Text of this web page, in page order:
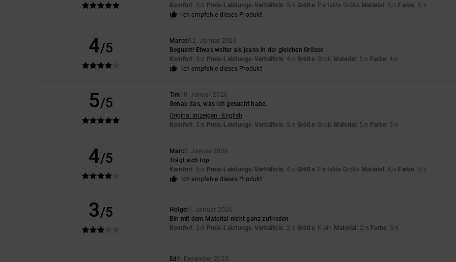
Komfort: 5/5 Preis-Leistungs-Verhältnis: 5/5 Größe: Perfekte Größe Material : 5 /5 Farbe: 5/5
Ich empfehle dieses Produkt
4/5 Marcel 12. Januar 2026
Bequem! Etwas weiter als jeans in der gleichen Grösse
Komfort: 5/5 Preis-Leistungs-Verhältnis: 4/5 Größe: Groß Material : 5/5 Farbe: 4/5
Ich empfehle dieses Produkt
5/5
Tim10. Januar 2026
Genau das, was ich gesucht habe.
Original anzeigen - English
Komfort: 5/5 Preis-Leistungs-Verhältnis: 5/5 Größe: Groß Material : 5/5 Farbe: 5/5
4/5 Marc6. Januar 2026
Trägt sich top
Komfort: 5/5 Preis-Leistungs-Verhältnis: 4/5 Größe: Perfekte Größe Material : 4 /5 Farbe: 5/5
Ich empfehle dieses Produkt
3/5 Holger1. Januar 2026
Bin mit dem Material nicht ganz zufrieden
Komfort: 2/5 Preis-Leistungs-Verhältnis: 2/5 Größe: Klein Material : 2/5 Farbe: 5/5
Ed 9. Dezember 2025